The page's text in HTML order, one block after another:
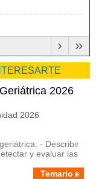
»
›
2026
2026
- Describir
y evaluar las
Temario